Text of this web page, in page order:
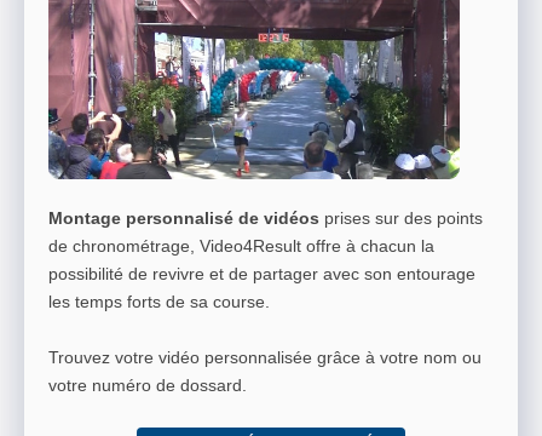
Montage personnalisé de vidéos prises sur des points
de chronométrage, Video4Result offre à chacun la
possibilité de revivre et de partager avec son entourage
les temps forts de sa course.
Trouvez votre vidéo personnalisée grâce à votre nom ou
votre numéro de dossard.